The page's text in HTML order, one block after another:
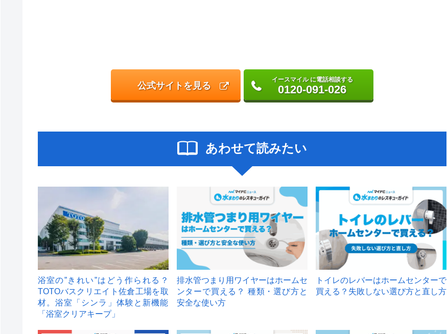
公式サイトを見る
イースマイル に電話相談する
0120-091-026
あわせて読みたい
浴室の”きれい”はどう作られる？
TOTOバスクリエイト佐倉工場を取
材。浴室「シンラ」体験と新機能
「浴室クリアキープ」
排水管つまり用ワイヤーはホームセ
ンターで買える？ 種類・選び方と
安全な使い方
トイレのレバーはホームセンターで
買える？失敗しない選び方と直し方